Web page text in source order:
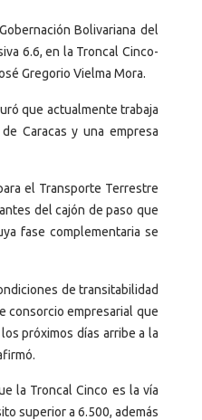
Bolivariana del
6.6, en la Troncal Cinco-
Gregorio Vielma Mora.
que actualmente trabaja
Caracas y una empresa
el Transporte Terrestre
del cajón de paso que
fase complementaria se
de transitabilidad
consorcio empresarial que
próximos días arribe a la
la Troncal Cinco es la vía
superior a 6.500, además